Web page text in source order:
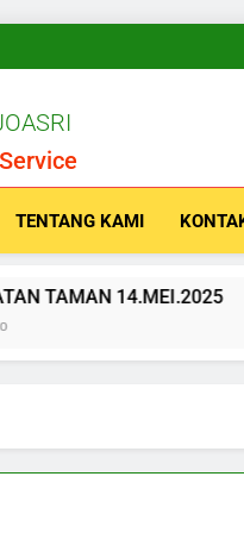
TENTANG KAMI
14.MEI.2025